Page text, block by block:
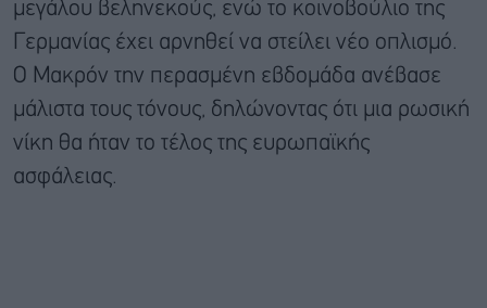
μεγάλου βεληνεκούς, ενώ το κοινοβούλιο της
Γερμανίας έχει αρνηθεί να στείλει νέο οπλισμό.
Ο Μακρόν την περασμένη εβδομάδα ανέβασε
μάλιστα τους τόνους, δηλώνοντας ότι μια ρωσική
νίκη θα ήταν το τέλος της ευρωπαϊκής
ασφάλειας.